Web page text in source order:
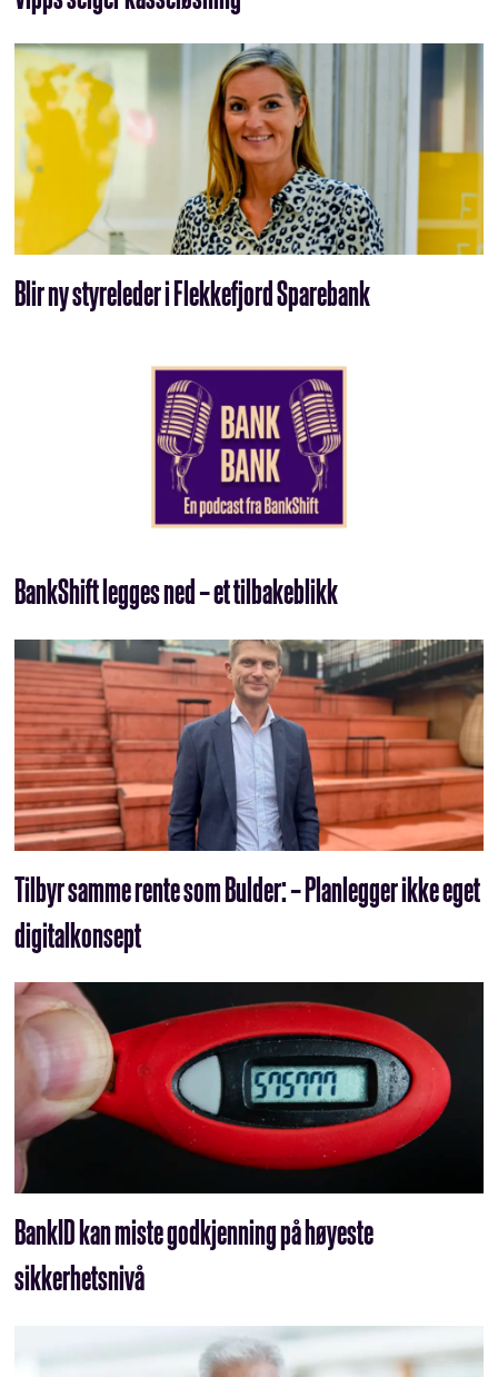
Blir ny styreleder i Flekkefjord Sparebank
BankShift legges ned – et tilbakeblikk
Tilbyr samme rente som Bulder: – Planlegger ikke eget
digitalkonsept
BankID kan miste godkjenning på høyeste
sikkerhetsnivå